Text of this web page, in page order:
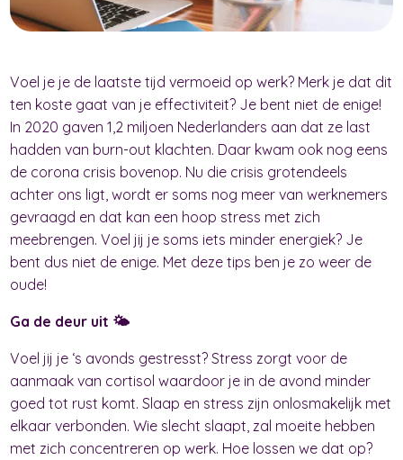
Voel je je de laatste tijd vermoeid op werk? Merk je dat dit
ten koste gaat van je effectiviteit? Je bent niet de enige!
In 2020 gaven 1,2 miljoen Nederlanders aan dat ze last
hadden van burn-out klachten. Daar kwam ook nog eens
de corona crisis bovenop. Nu die crisis grotendeels
achter ons ligt, wordt er soms nog meer van werknemers
gevraagd en dat kan een hoop stress met zich
meebrengen. Voel jij je soms iets minder energiek? Je
bent dus niet de enige. Met deze tips ben je zo weer de
oude!
Ga de deur uit 🌤️
Voel jij je ‘s avonds gestresst? Stress zorgt voor de
aanmaak van cortisol waardoor je in de avond minder
goed tot rust komt. Slaap en stress zijn onlosmakelijk met
elkaar verbonden. Wie slecht slaapt, zal moeite hebben
met zich concentreren op werk. Hoe lossen we dat op?